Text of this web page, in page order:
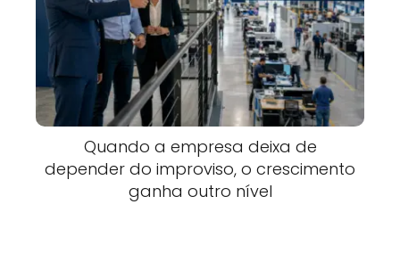
Quando a empresa deixa de
depender do improviso, o crescimento
ganha outro nível